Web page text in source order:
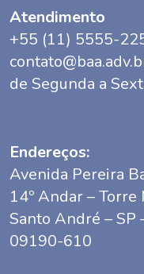
Atendimento
+55 (11) 5555-
de Segunda a
Endereços:
Avenida Pereira
14º Andar –
Santo André – SP
09190-610